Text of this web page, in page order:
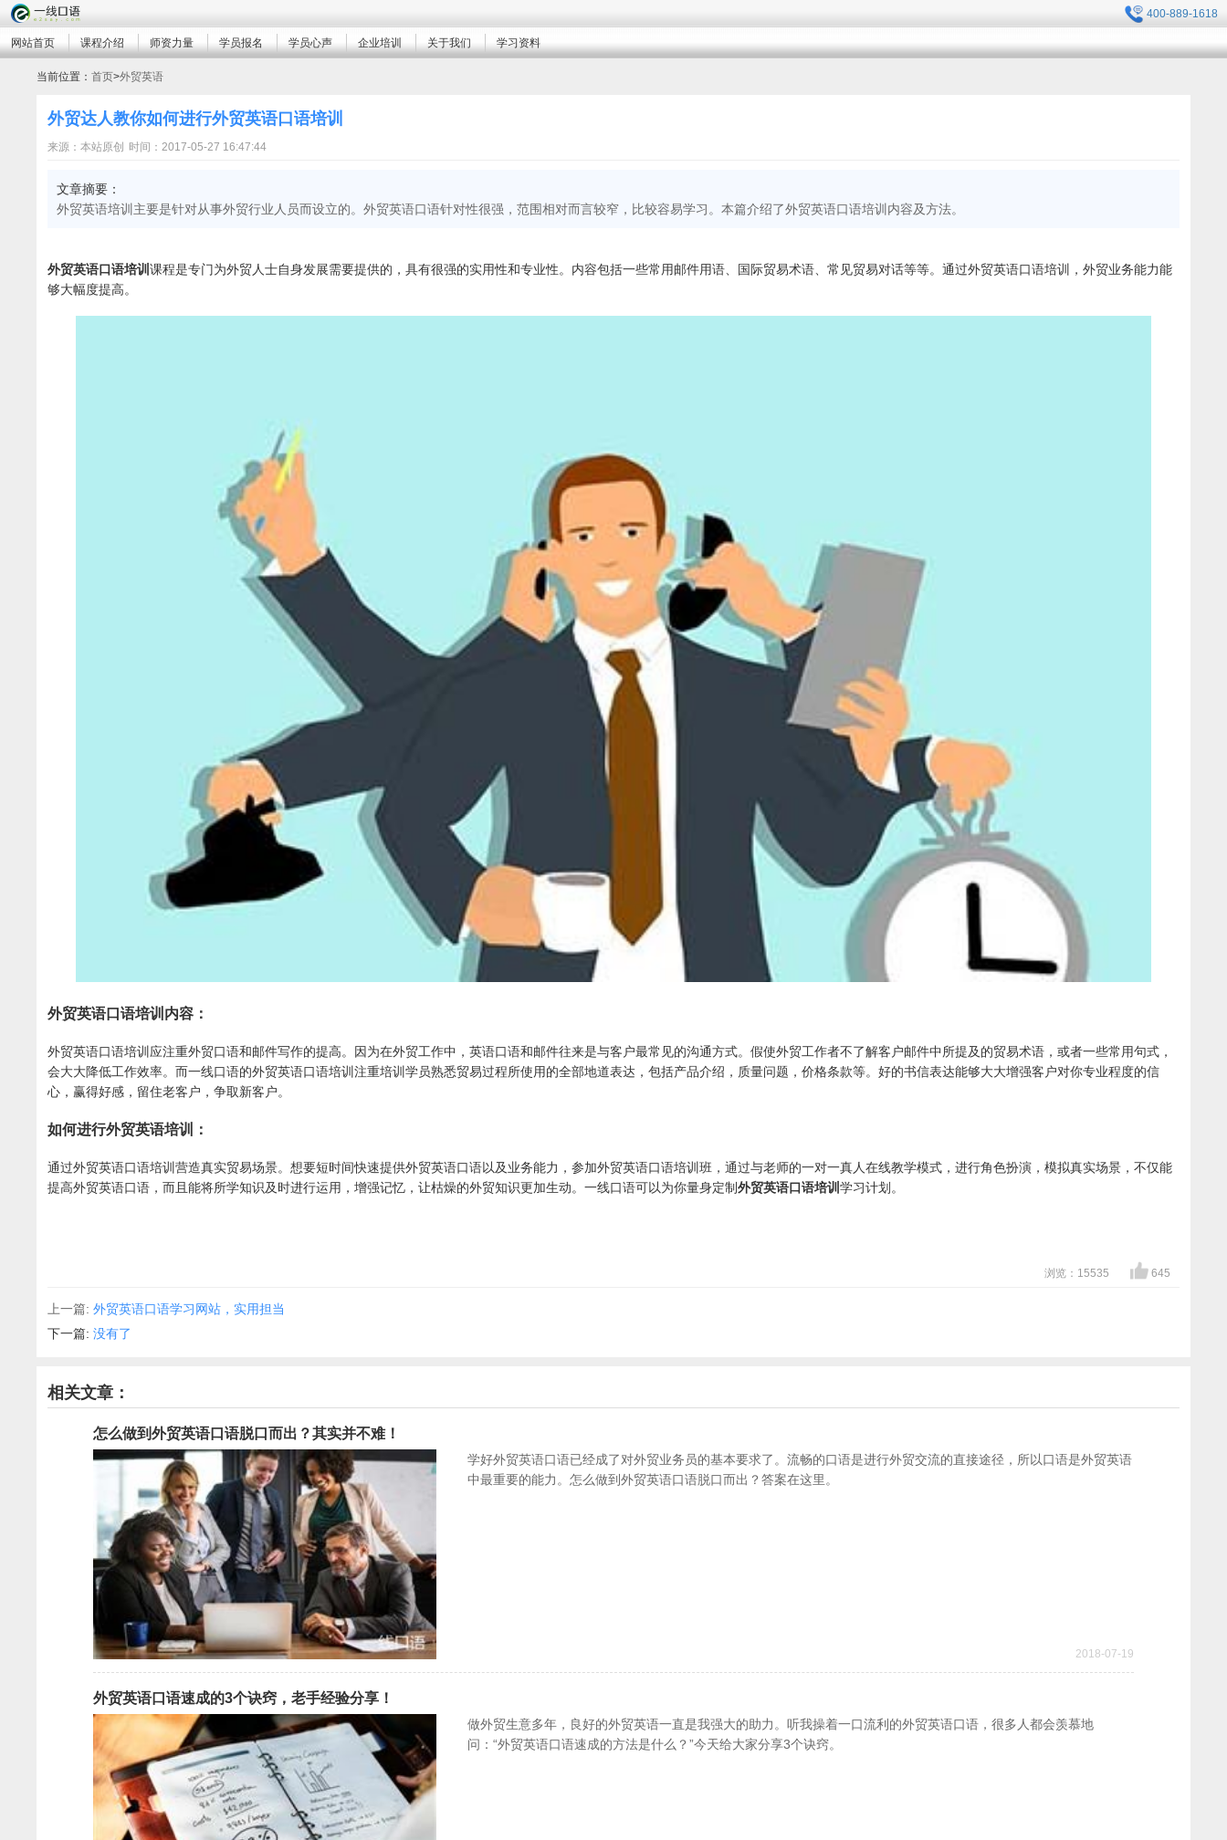
400-889-1618
网站首页 课程介绍 师资力量 学员报名 学员心声 企业培训 关于我们 学习资料
当前位置：首页>外贸英语
外贸达人教你如何进行外贸英语口语培训
来源：本站原创 时间：2017-05-27 16:47:44
文章摘要：
外贸英语培训主要是针对从事外贸行业人员而设立的。外贸英语口语针对性很强，范围相对而言较窄，比较容易学习。本篇介绍了外贸英语口语培训内容及方法。
外贸英语口语培训课程是专门为外贸人士自身发展需要提供的，具有很强的实用性和专业性。内容包括一些常用邮件用语、国际贸易术语、常见贸易对话等等。通过外贸英语口语培训，外贸业务能力能
够大幅度提高。
外贸英语口语培训内容：
外贸英语口语培训应注重外贸口语和邮件写作的提高。因为在外贸工作中，英语口语和邮件往来是与客户最常见的沟通方式。假使外贸工作者不了解客户邮件中所提及的贸易术语，或者一些常用句式，
会大大降低工作效率。而一线口语的外贸英语口语培训注重培训学员熟悉贸易过程所使用的全部地道表达，包括产品介绍，质量问题，价格条款等。好的书信表达能够大大增强客户对你专业程度的信
心，赢得好感，留住老客户，争取新客户。
如何进行外贸英语培训：
通过外贸英语口语培训营造真实贸易场景。想要短时间快速提供外贸英语口语以及业务能力，参加外贸英语口语培训班，通过与老师的一对一真人在线教学模式，进行角色扮演，模拟真实场景，不仅能
提高外贸英语口语，而且能将所学知识及时进行运用，增强记忆，让枯燥的外贸知识更加生动。一线口语可以为你量身定制外贸英语口语培训学习计划。
浏览：15535 645
上一篇:外贸英语口语学习网站，实用担当
下一篇:没有了
相关文章：
怎么做到外贸英语口语脱口而出？其实并不难！
学好外贸英语口语已经成了对外贸业务员的基本要求了。流畅的口语是进行外贸交流的直接途径，所以口语是外贸英语
中最重要的能力。怎么做到外贸英语口语脱口而出？答案在这里。
2018-07-19
外贸英语口语速成的3个诀窍，老手经验分享！
做外贸生意多年，良好的外贸英语一直是我强大的助力。听我操着一口流利的外贸英语口语，很多人都会羡慕地
问：“外贸英语口语速成的方法是什么？”今天给大家分享3个诀窍。